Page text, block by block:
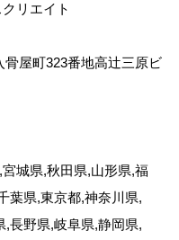
リエイト
屋町323番地高辻三原ビ
城県,秋田県,山形県,福
葉県,東京都,神奈川県,
,長野県,岐阜県,静岡県,